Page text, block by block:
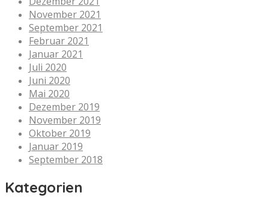
November 2021
September 2021
Februar 2021
Januar 2021
Juli 2020
Juni 2020
Mai 2020
Dezember 2019
November 2019
Oktober 2019
Januar 2019
September 2018
Kategorien